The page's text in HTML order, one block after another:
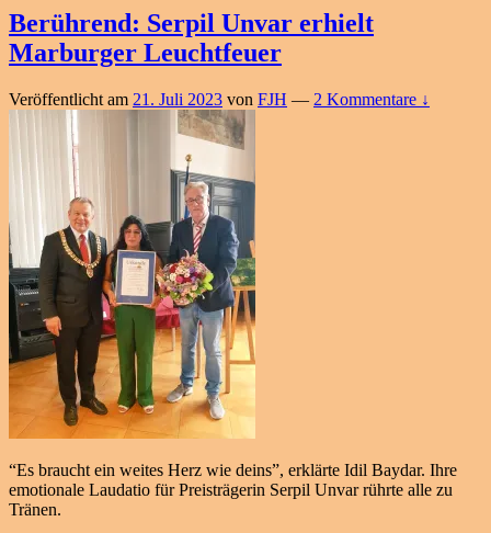
Berührend: Serpil Unvar erhielt
Marburger Leuchtfeuer
Veröffentlicht am 21. Juli 2023 von FJH — 2 Kommentare ↓
“Es braucht ein weites Herz wie deins”, erklärte Idil Baydar. Ihre
emotionale Laudatio für Preisträgerin Serpil Unvar rührte alle zu
Tränen.